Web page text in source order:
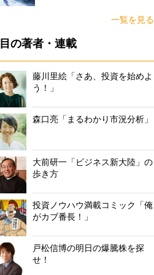
一覧を見る
の著者・連載
藤川里絵「さあ、投資を始めよ
う！」
森口亮「まるわかり市況分析」
大前研一「ビジネス新大陸」の
歩き方
投資ノウハウ満載コミック「俺
がカブ番長！」
戸松信博の明日の爆騰株を探
せ！